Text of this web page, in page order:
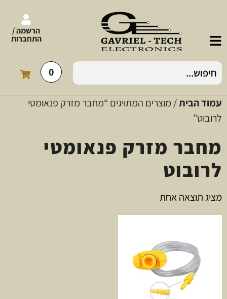
הרשמה /
התחברות
0
עמוד הבית/ מוצרים המתויגים “מחבר מזרק פנאומטי
לרובוט”
מחבר מזרק פנאומטי
לרובוט
מציג תוצאה אחת